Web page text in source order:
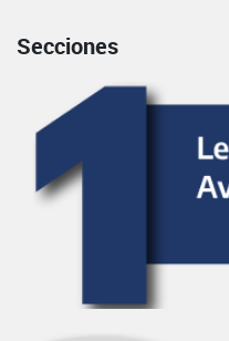
Secciones